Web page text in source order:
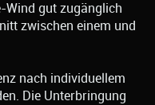
Wind gut zugänglich
zwischen einem und
nach individuellem
Die Unterbringung